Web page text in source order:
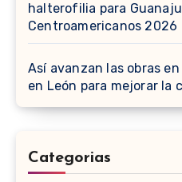
halterofilia para
Centroamericanos 2026
Así avanzan las obras
en León para mejorar la
Categorias